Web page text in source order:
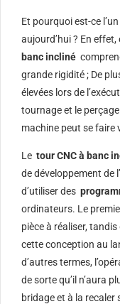
Et pourquoi est-ce
aujourd’hui ? En
banc incliné
grande rigidité ; De
élevées lors de
tournage et le
machine peut se faire
Le tour CNC à banc
de développement de
d’utiliser des
ordinateurs. Le
pièce à réaliser,
cette conception au
d’autres termes,
de sorte qu’il n’aura
bridage et à la recaler